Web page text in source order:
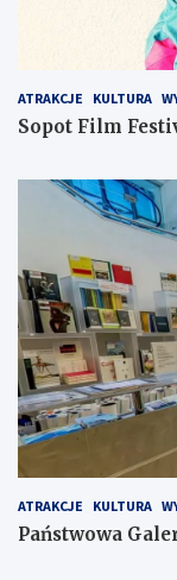
ATRAKCJE KULTURA
Sopot Film
ATRAKCJE KULTURA
Państwowa